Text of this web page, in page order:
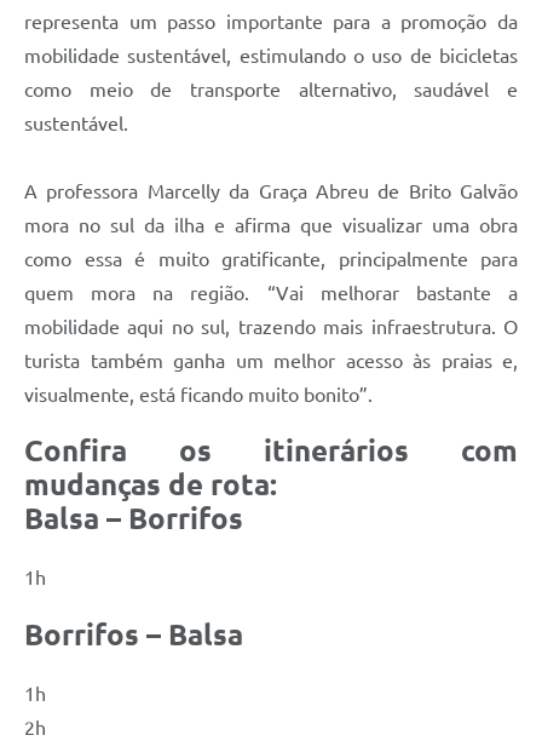
representa um passo importante para a promoção da
mobilidade sustentável, estimulando o uso de bicicletas
como meio de transporte alternativo, saudável e
sustentável.
A professora Marcelly da Graça Abreu de Brito Galvão
mora no sul da ilha e afirma que visualizar uma obra
como essa é muito gratificante, principalmente para
quem mora na região. “Vai melhorar bastante a
mobilidade aqui no sul, trazendo mais infraestrutura. O
turista também ganha um melhor acesso às praias e,
visualmente, está ficando muito bonito”.
Confira os itinerários com
mudanças de rota:
Balsa – Borrifos
1h
Borrifos – Balsa
1h
2h